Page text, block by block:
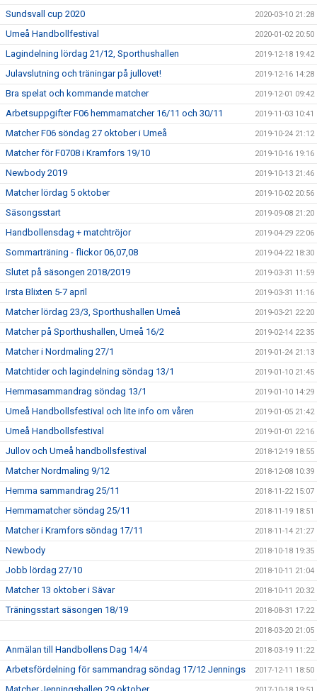
Sundsvall cup 2020 2020-03-10 21:28
Umeå Handbollfestival 2020-01-02 20:50
Lagindelning lördag 21/12, Sporthushallen 2019-12-18 19:42
Julavslutning och träningar på jullovet! 2019-12-16 14:28
Bra spelat och kommande matcher 2019-12-01 09:42
Arbetsuppgifter F06 hemmamatcher 16/11 och 30/11 2019-11-03 10:41
Matcher F06 söndag 27 oktober i Umeå 2019-10-24 21:12
Matcher för F0708 i Kramfors 19/10 2019-10-16 19:16
Newbody 2019 2019-10-13 21:46
Matcher lördag 5 oktober 2019-10-02 20:56
Säsongsstart 2019-09-08 21:20
Handbollensdag + matchtröjor 2019-04-29 22:06
Sommarträning - flickor 06,07,08 2019-04-22 18:30
Slutet på säsongen 2018/2019 2019-03-31 11:59
Irsta Blixten 5-7 april 2019-03-31 11:16
Matcher lördag 23/3, Sporthushallen Umeå 2019-03-21 22:20
Matcher på Sporthushallen, Umeå 16/2 2019-02-14 22:35
Matcher i Nordmaling 27/1 2019-01-24 21:13
Matchtider och lagindelning söndag 13/1 2019-01-10 21:45
Hemmasammandrag söndag 13/1 2019-01-10 14:29
Umeå Handbollsfestival och lite info om våren 2019-01-05 21:42
Umeå Handbollsfestival 2019-01-01 22:16
Jullov och Umeå handbollsfestival 2018-12-19 18:55
Matcher Nordmaling 9/12 2018-12-08 10:39
Hemma sammandrag 25/11 2018-11-22 15:07
Hemmamatcher söndag 25/11 2018-11-19 18:51
Matcher i Kramfors söndag 17/11 2018-11-14 21:27
Newbody 2018-10-18 19:35
Jobb lördag 27/10 2018-10-11 21:04
Matcher 13 oktober i Sävar 2018-10-11 20:32
Träningsstart säsongen 18/19 2018-08-31 17:22
2018-03-20 21:05
Anmälan till Handbollens Dag 14/4 2018-03-19 11:22
Arbetsfördelning för sammandrag söndag 17/12 Jennings 2017-12-11 18:50